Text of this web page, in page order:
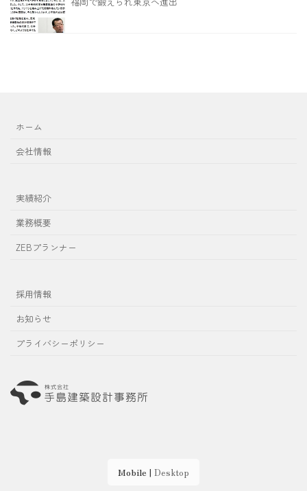
ホーム
会社情報
実績紹介
業務概要
ZEBプランナー
採用情報
お知らせ
プライバシーポリシー
Mobile | Desktop